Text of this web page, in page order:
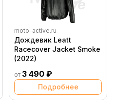
moto-active.ru
Дождевик Leatt
Racecover Jacket Smoke
(2022)
от 3 490 ₽
Подробнее